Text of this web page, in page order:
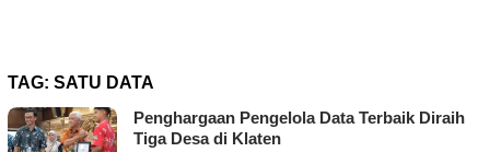
TAG: SATU DATA
Penghargaan Pengelola Data Terbaik Diraih
Tiga Desa di Klaten